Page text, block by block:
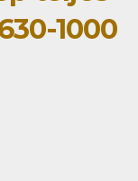
1000